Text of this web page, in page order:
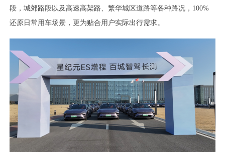
段，城郊路段以及高速高架路、繁华城区道路等各种路况，100%
还原日常用车场景，更为贴合用户实际出行需求。